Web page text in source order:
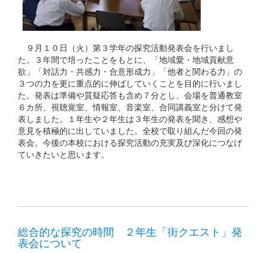
９月１０日（火）第３学年の探究活動発表会を行いまし
た。３年間で培ったことをもとに、「地域愛・地域貢献意
欲」「対話力・共感力・合意形成力」「他者と関わる力」の
３つの力を更に重点的に伸ばしていくことを目的に行いまし
た。発表は準備や質疑応答も含め７分とし、会場を普通教室
６カ所、視聴覚室、情報室、音楽室、合同講義室と分けて発
表しました。１年生や２年生は３年生の発表を聞き、感想や
意見を積極的に出していました。全校で取り組んだ今回の発
表会。今後の本校における探究活動の充実及び深化につなげ
ていきたいと思います。
総合的な探究の時間 ２年生「街クエスト」発
表会について